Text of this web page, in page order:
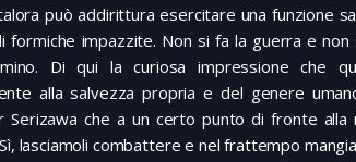
può addirittura esercitare una funzione
formiche impazzite. Non si fa la guerra e
Di qui la curiosa impressione che
alla salvezza propria e del genere
che a un certo punto di fronte alla
lasciamoli combattere e nel frattempo